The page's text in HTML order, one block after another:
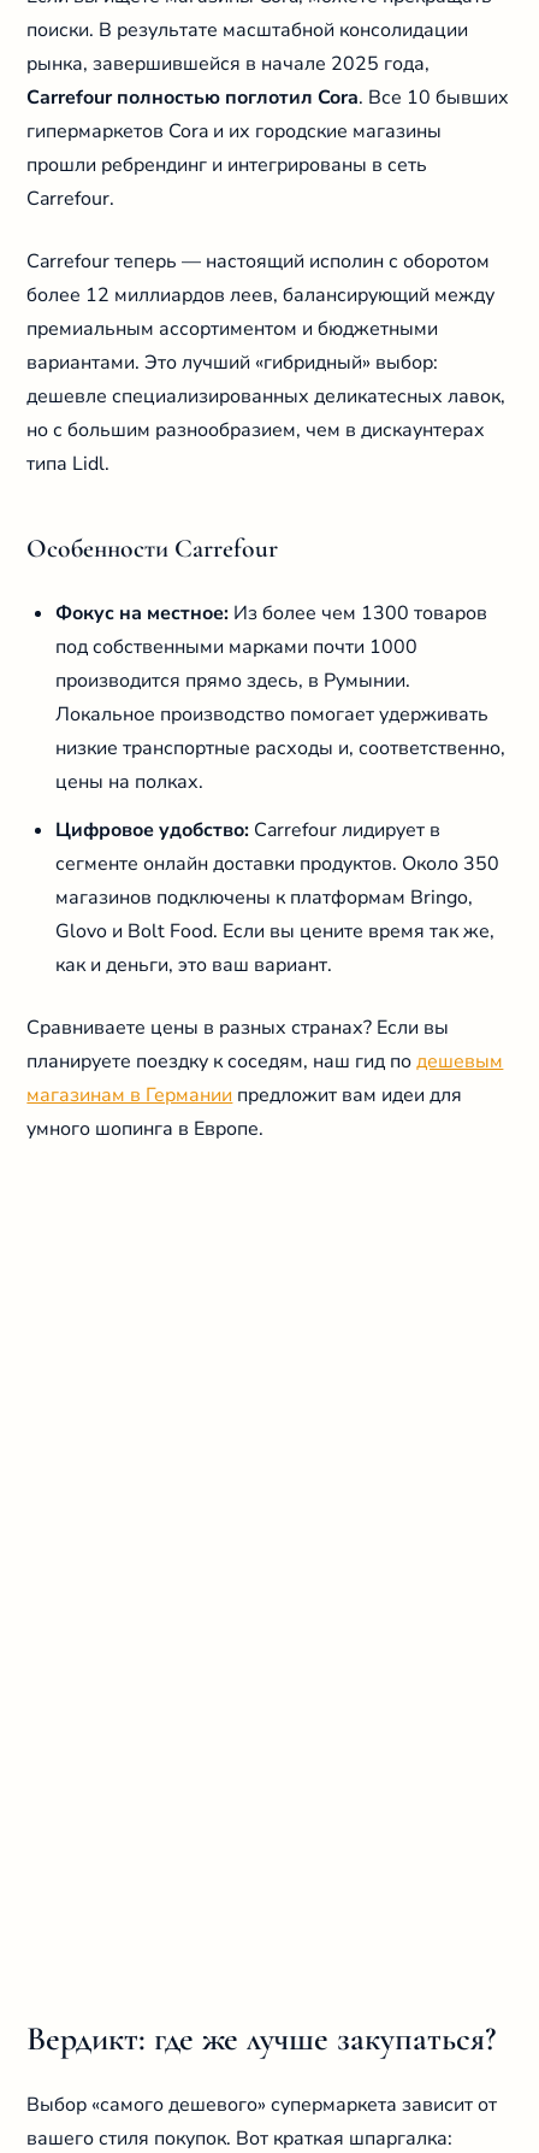
поиски. В результате масштабной консолидации
рынка, завершившейся в начале 2025 года,
Carrefour полностью поглотил Cora. Все 10 бывших
гипермаркетов Cora и их городские магазины
прошли ребрендинг и интегрированы в сеть
Carrefour.
Carrefour теперь — настоящий исполин с оборотом
более 12 миллиардов леев, балансирующий между
премиальным ассортиментом и бюджетными
вариантами. Это лучший «гибридный» выбор:
дешевле специализированных деликатесных лавок,
но с большим разнообразием, чем в дискаунтерах
типа Lidl.
Особенности Carrefour
Фокус на местное: Из более чем 1300 товаров
под собственными марками почти 1000
производится прямо здесь, в Румынии.
Локальное производство помогает удерживать
низкие транспортные расходы и, соответственно,
цены на полках.
Цифровое удобство: Carrefour лидирует в
сегменте онлайн доставки продуктов. Около 350
магазинов подключены к платформам Bringo,
Glovo и Bolt Food. Если вы цените время так же,
как и деньги, это ваш вариант.
Сравниваете цены в разных странах? Если вы
планируете поездку к соседям, наш гид подешевым
магазинам в Германии предложит вам идеи для
умного шопинга в Европе.
Вердикт: где же лучше закупаться?
Выбор «самого дешевого» супермаркета зависит от
вашего стиля покупок. Вот краткая шпаргалка: